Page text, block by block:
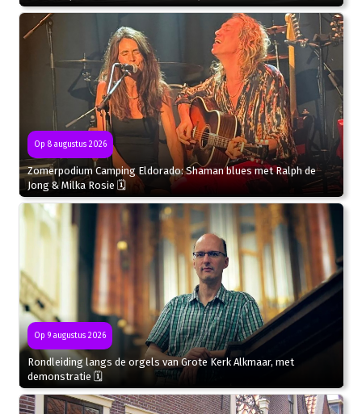
Op 8 augustus 2026
Zomerpodium Camping Eldorado: Shaman blues met Ralph de
Jong & Milka Rosie 🗓
Op 9 augustus 2026
Rondleiding langs de orgels van Grote Kerk Alkmaar, met
demonstratie 🗓